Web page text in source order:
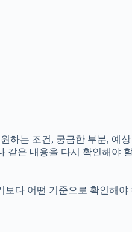
하는 조건, 궁금한 부분, 예
같은 내용을 다시 확인해야
다 어떤 기준으로 확인해